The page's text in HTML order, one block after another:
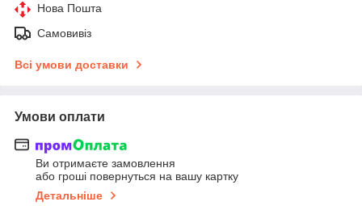
Нова Пошта
Самовивіз
Всі умови доставки
Умови оплати
Ви отримаєте замовлення
або гроші повернуться на вашу картку
Детальніше